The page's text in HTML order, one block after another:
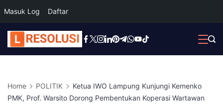
Masuk Log Daftar
Skip
to
Home POLITIK
Ketua IWO Lampung Kunjungi Kemenko
PMK, Prof. Warsito Dorong Pembentukan Koperasi Wartawan